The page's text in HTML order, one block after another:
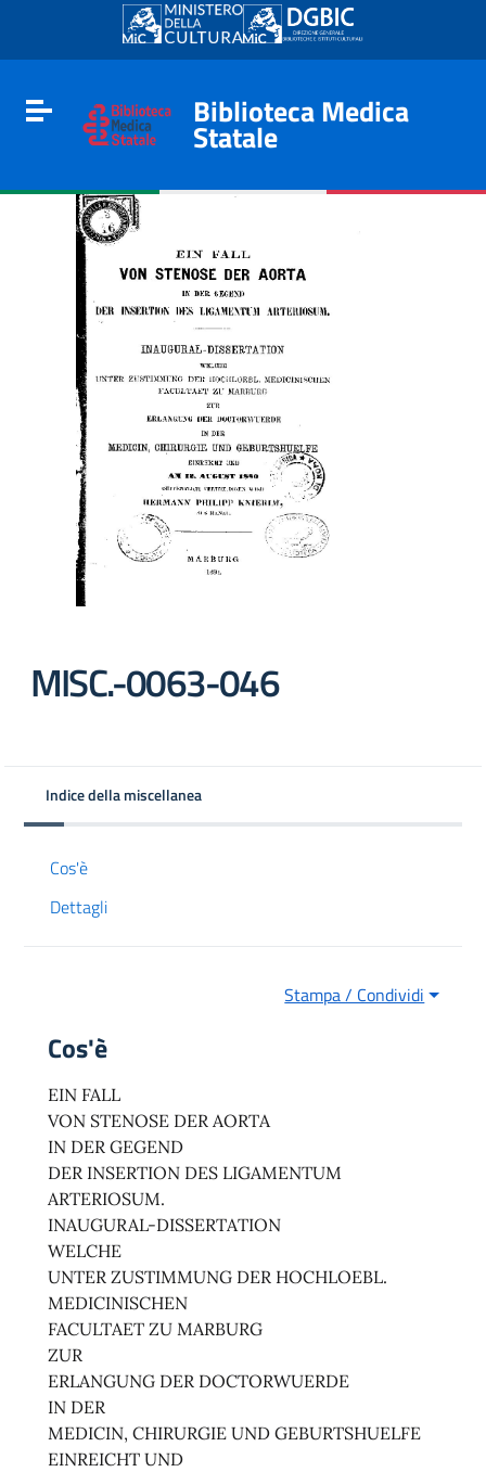
Go to content
Go to the navigation menu
Go to the footer
Toggle navigation
Biblioteca Medica
Statale
MISC.-0063-046
Indice della miscellanea
Cos'è
Dettagli
Stampa / Condividi
Cos'è
EIN FALL
VON STENOSE DER AORTA
IN DER GEGEND
DER INSERTION DES LIGAMENTUM
ARTERIOSUM.
INAUGURAL-DISSERTATION
WELCHE
UNTER ZUSTIMMUNG DER HOCHLOEBL.
MEDICINISCHEN
FACULTAET ZU MARBURG
ZUR
ERLANGUNG DER DOCTORWUERDE
IN DER
MEDICIN, CHIRURGIE UND GEBURTSHUELFE
EINREICHT UND